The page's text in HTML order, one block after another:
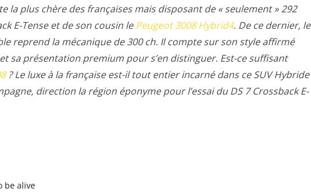
la plus chère des françaises mais disposant de « seulement » 292
E-Tense et de son cousin lePeugeot 3008 Hybrid4. De ce dernier, le
reprend la mécanique de 300 ch. Il compte sur son style affirmé
sa présentation premium pour s’en distinguer. Est-ce suffisant
? Le luxe à la française est-il tout entier incarné dans ce SUV Hybride
direction la région éponyme pour l’essai du DS 7 Crossback E-
be alive